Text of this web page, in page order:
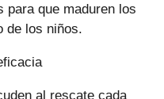
para que maduren los
de los niños.
al rescate cada